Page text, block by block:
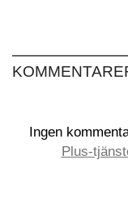
Ingen
Plus-